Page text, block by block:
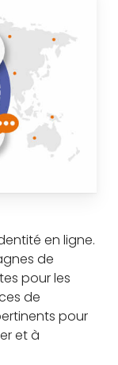
en ligne.
de
pour les
de
pour
et à